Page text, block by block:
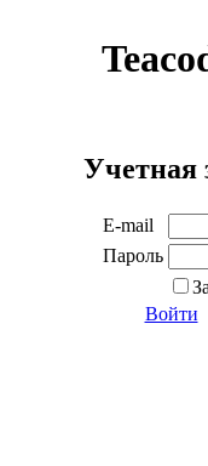
Учетная
E-mail
Пароль
Войти